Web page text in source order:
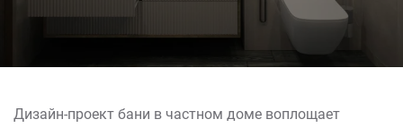
Дизайн-проект бани в частном доме воплощает